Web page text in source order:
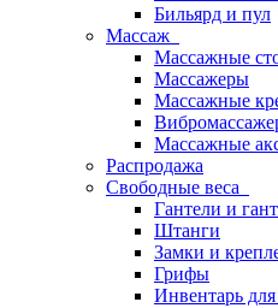
Бильярд и пул
Массаж
Массажные
Массажеры
Массажные
Массажные
Распродажа
Свободные веса
Гантели и
Штанги
Замки и
Грифы
Инвентарь